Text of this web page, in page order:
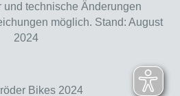
und technische Änderungen
möglich. Stand: August
2024
Bikes 2024